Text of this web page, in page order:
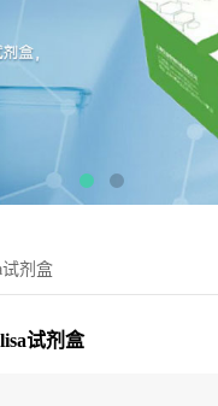
剂盒
试剂盒